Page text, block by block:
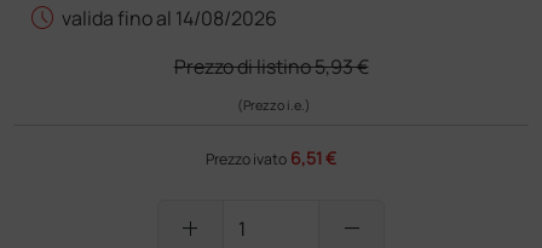
schedule valida fino al 14/08/2026
Prezzo di listino5,93 €
(Prezzo i.e.)
Prezzo ivato 6,51 €
add remove